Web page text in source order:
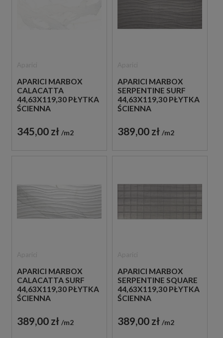
APARICI MARBOX
CALACATTA
44,63X119,30 PŁYTKA
ŚCIENNA
345,00 zł m2
APARICI MARBOX
SERPENTINE SURF
44,63X119,30 PŁYTKA
ŚCIENNA
389,00 zł m2
APARICI MARBOX
CALACATTA SURF
44,63X119,30 PŁYTKA
ŚCIENNA
389,00 zł m2
APARICI MARBOX
SERPENTINE SQUARE
44,63X119,30 PŁYTKA
ŚCIENNA
389,00 zł m2